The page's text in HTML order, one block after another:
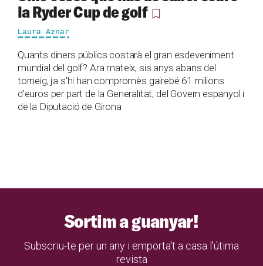
la Ryder Cup de golf
Laura Aznar
Quants diners públics costarà el gran esdeveniment
mundial del golf? Ara mateix, sis anys abans del
torneig, ja s'hi han compromès gairebé 61 milions
d'euros per part de la Generalitat, del Govern espanyol i
de la Diputació de Girona
Sortim a guanyar!
Subscriu-te per un any i emporta't a casa l'útima
revista